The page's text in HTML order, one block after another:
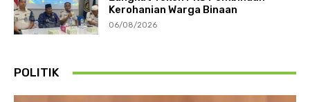
Kerohanian Warga Binaan
06/08/2026
POLITIK